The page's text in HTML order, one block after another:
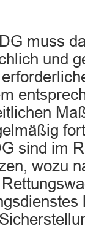
muss
und
sind im
wozu